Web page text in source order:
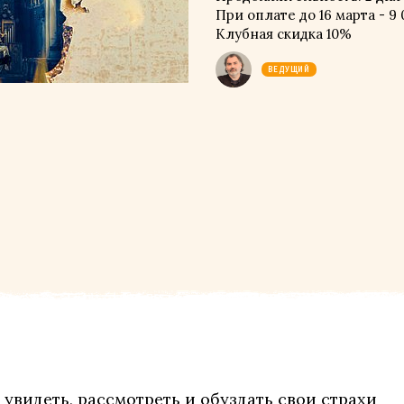
При оплате до 16 марта - 9
Клубная скидка 10%
ВЕДУЩИЙ
рассмотреть и обуздать свои страхи